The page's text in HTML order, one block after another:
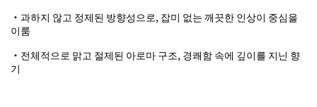
・과하지 않고 정제된 방향성으로, 잡미 없는 깨끗한 인상이 중심을
이룸
・전체적으로 맑고 절제된 아로마 구조, 경쾌함 속에 깊이를 지닌 향
기